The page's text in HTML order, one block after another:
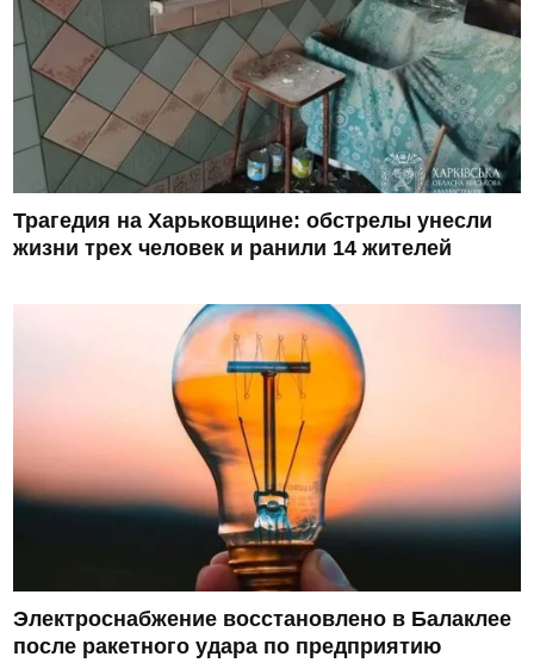
Трагедия на Харьковщине: обстрелы унесли
жизни трех человек и ранили 14 жителей
Электроснабжение восстановлено в Балаклее
после ракетного удара по предприятию